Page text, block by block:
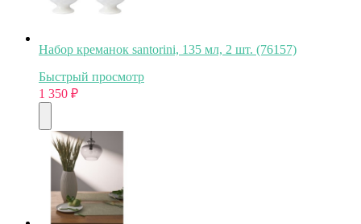
Набор креманок santorini, 135 мл, 2 шт. (76157)
Быстрый просмотр
1 350 ₽